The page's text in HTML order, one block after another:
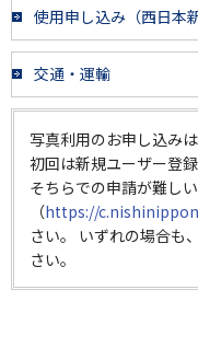
使用申し込み（西日本
交通・運輸
写真利用のお申し込み
初回は新規ユーザー登録
そちらでの申請が難し
（https://
さい。 いずれの場合も
さい。